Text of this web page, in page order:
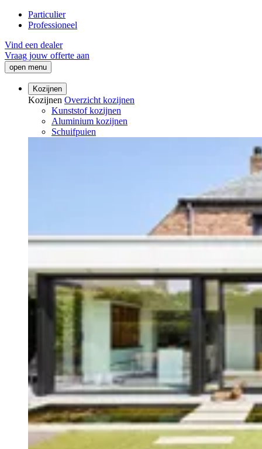
Particulier
Professioneel
Vind een dealer
Vraag jouw offerte aan
open menu
Kozijnen
Kozijnen Overzicht kozijnen
Kunststof kozijnen
Aluminium kozijnen
Schuifpuien